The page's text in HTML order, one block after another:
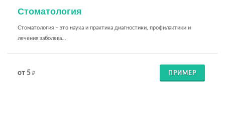
Стоматология
Стоматология – это наука и практика диагностики, профилактики и
лечения заболева...
от 5 ₽ ПРИМЕР